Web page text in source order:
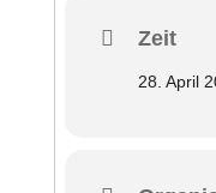
Zeit
28. April